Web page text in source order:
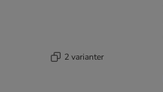
2 varianter